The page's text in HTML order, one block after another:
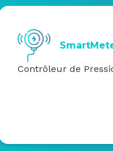
Contrôleur de